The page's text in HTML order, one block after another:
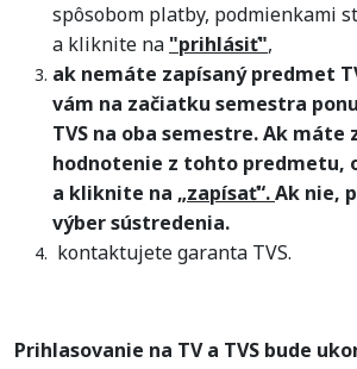
spôsobom platby, podmienkami
a kliknite na "prihlásiť",
ak nemáte zapísaný predmet
vám na začiatku semestra
TVS na oba semestre. Ak máte
hodnotenie z tohto predmetu,
a kliknite na „zapísať“.Ak nie,
výber sústredenia.
kontaktujete garanta TVS.
Prihlasovanie na TV a TVS bude